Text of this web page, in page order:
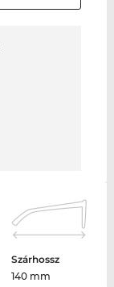
Szárhossz
140 mm